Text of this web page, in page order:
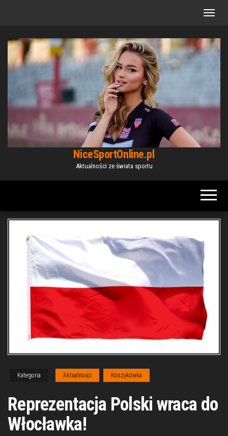
NiceSportOnline.pl
Aktualności ze świata sportu
Kategoria Aktualności Koszykówka
Reprezentacja Polski wraca do
Włocławka!